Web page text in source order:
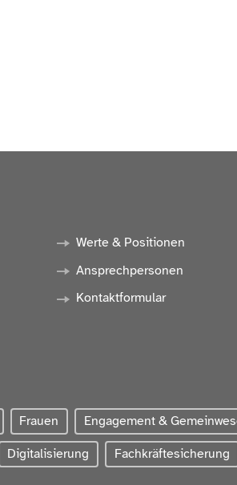
Werte & Positionen
Ansprechpersonen
Kontaktformular
Frauen Engagement &
Digitalisierung Fachkräftesicherung